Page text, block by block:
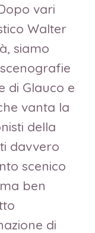
vari
Walter
siamo
di Glauco e
vanta la
della
davvero
scenico
ben
di